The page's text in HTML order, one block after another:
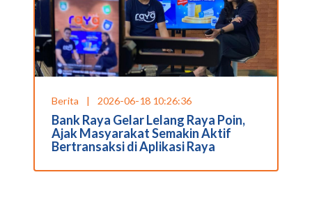
Berita | 2026-06-18 10:26:36
Bank Raya Gelar Lelang Raya Poin,
Ajak Masyarakat Semakin Aktif
Bertransaksi di Aplikasi Raya